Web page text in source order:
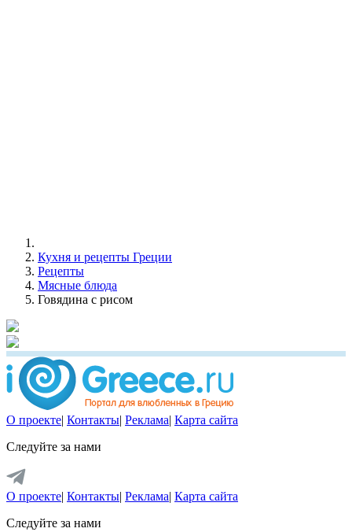
Кухня и рецепты Греции
Рецепты
Мясные блюда
Говядина с рисом
О проекте| Контакты| Реклама| Карта сайта
Следуйте за нами
О проекте| Контакты| Реклама| Карта сайта
Следуйте за нами